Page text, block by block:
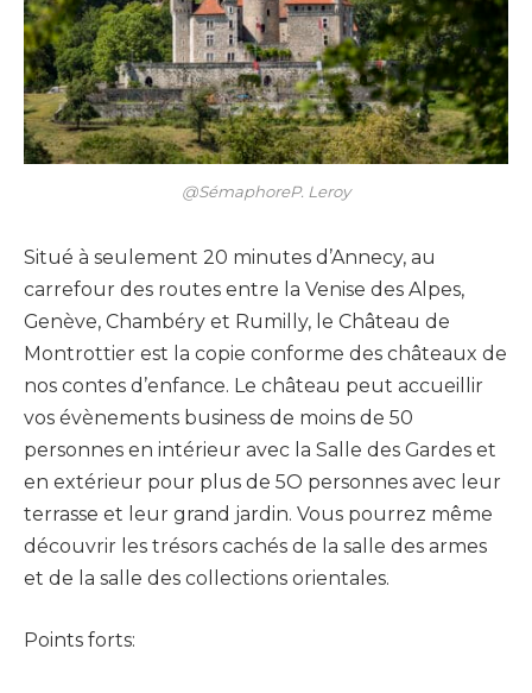
@SémaphoreP. Leroy
Situé à seulement 20 minutes d’Annecy, au
carrefour des routes entre la Venise des Alpes,
Genève, Chambéry et Rumilly, le Château de
Montrottier est la copie conforme des châteaux de
nos contes d’enfance. Le château peut accueillir
vos évènements business de moins de 50
personnes en intérieur avec la Salle des Gardes et
en extérieur pour plus de 5O personnes avec leur
terrasse et leur grand jardin. Vous pourrez même
découvrir les trésors cachés de la salle des armes
et de la salle des collections orientales.
Points forts: